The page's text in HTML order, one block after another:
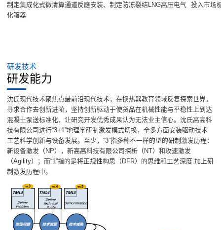
制定集成化式微清算通道反應安装、制定防冻裂结LNG高压电气
化箱器
投入市场
研发技术
研发能力
沈氏现代技术聚焦点最前沿现代技术，在换热器教育领域反复探索世界，
寻求合作去创新进阶，坚持创新驱动于使货品在机械性能与平稳性上到达
混凝土泵送标准化，让研究开发优秀成果认为无法业主信心。沈氏高高科
技有限公司进行“3+1”地理学研制激发模式切换，全多方面安装驱动技术
工艺科学创新与设备发展。至少，“3”指多种不一样的型的研制激发历程：
新设备激发（NP），新高高科技有限公司探析（NT）和攻速激发
（Agility）；而“1”指的是将正规性构思（DFR）的思维和工艺深度.加上研
制激发历程中。